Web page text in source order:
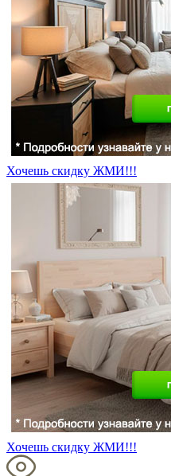
Хочешь скидку ЖМИ!!!
Хочешь скидку ЖМИ!!!